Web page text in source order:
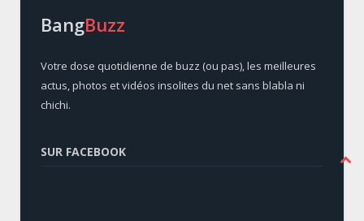
BangBuzz
Votre dose quotidienne de buzz (ou pas), les meilleures
actus, photos et vidéos insolites du net sans blabla ni
chichi.
SUR FACEBOOK